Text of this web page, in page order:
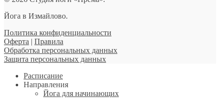
Йога в Измайлово.
Политика конфиденциальности
Оферта | Правила
Обработка персональных данных
Защита персональных данных
Расписание
Направления
Йога для начинающих